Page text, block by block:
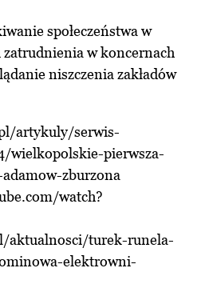
społeczeństwa w
w koncernach
niszczenia zakładów
artykuly/serwis-
wielkopolskie-pierwsza-
zburzona
watch?
aktualnosci/turek-runela-
elektrowni-